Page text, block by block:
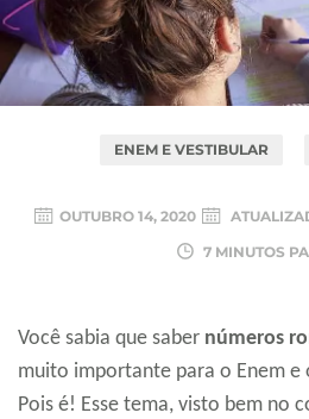
ENEM E VESTIBULAR
OUTUBRO 14, 2020
7 MINUTOS
Você sabia que saber números
muito importante para o Enem e
Pois é! Esse tema, visto bem no